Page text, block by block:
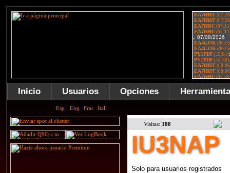
Inicio Usuarios Opciones
Visitas: 388
IU3NAP
Solo para usuarios registrados